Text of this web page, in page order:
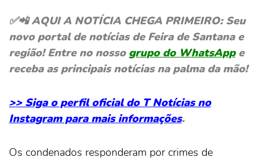
✅📲 AQUI A NOTÍCIA CHEGA PRIMEIRO: Seu
novo portal de notícias de Feira de Santana e
região! Entre no nosso grupo do WhatsAppe
receba as principais notícias na palma da mão!
>> Siga o perfil oficial do T Notícias no
Instagram para mais informações.
Os condenados responderam por crimes de